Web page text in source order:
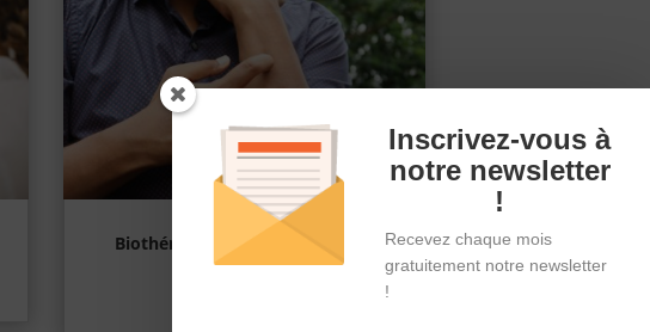
Biothérapies et intolérances ou
allergies
Inscrivez-vous à
notre newsletter
!
Recevez chaque mois
gratuitement notre newsletter
!